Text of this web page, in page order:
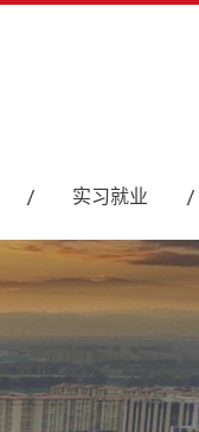
实习就业